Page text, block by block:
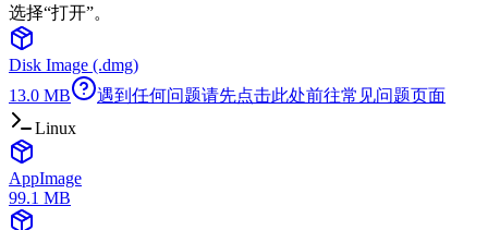
选择“打开”。
Disk Image (.dmg)
13.0 MB
遇到任何问题请先点击此处前往常见问题页面
Linux
AppImage
99.1 MB